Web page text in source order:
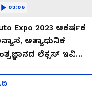
Expo 2023 ಆಕರ್ಷಕ
ಅತ್ಯಾಧುನಿಕ
ಲೆಕ್ಸಸ್ ಇವಿ
03:06